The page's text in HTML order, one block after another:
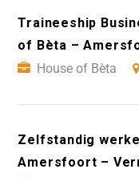
Traineeship
of Bèta –
House of Bèta
Zelfstandig
Amersfoort –